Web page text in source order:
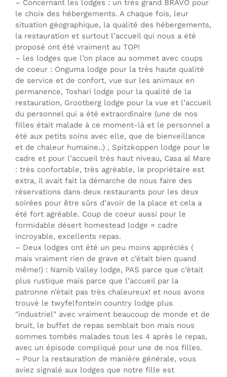
– Concernant les lodges : un très grand BRAVO pour
le choix des hébergements. A chaque fois, leur
situation géographique, la qualité des hébergements,
la restauration et surtout l’accueil qui nous a été
proposé ont été vraiment au TOP!
– les lodges que l’on place au sommet avec coups
de coeur : Onguma lodge pour la très haute qualité
de service et de confort, vue sur les animaux en
permanence, Toshari lodge pour la qualité de la
restauration, Grootberg lodge pour la vue et l’accueil
du personnel qui a été extraordinaire (une de nos
filles était malade à ce moment-là et le personnel a
été aux petits soins avec elle, que de bienveillance
et de chaleur humaine..) , Spitzkoppen lodge pour le
cadre et pour l’accueil très haut niveau, Casa al Mare
: très confortable, très agréable, le propriétaire est
extra, il avait fait la démarche de nous faire des
réservations dans deux restaurants pour les deux
soirées pour être sûrs d’avoir de la place et cela a
été fort agréable. Coup de coeur aussi pour le
formidable désert homestead lodge = cadre
incroyable, excellents repas.
– Deux lodges ont été un peu moins appréciés (
mais vraiment rien de grave et c’était bien quand
même!) : Namib Valley lodge, PAS parce que c’était
plus rustique mais parce que l’accueil par la
patronne n’était pas très chaleureux! et nous avons
trouvé le twyfelfontein country lodge plus
"industriel" avec vraiment beaucoup de monde et de
bruit, le buffet de repas semblait bon mais nous
sommes tombés malades tous les 4 après le repas,
avec un épisode compliqué pour une de nos filles.
– Pour la restauration de manière générale, vous
aviez signalé aux lodges que notre fille est